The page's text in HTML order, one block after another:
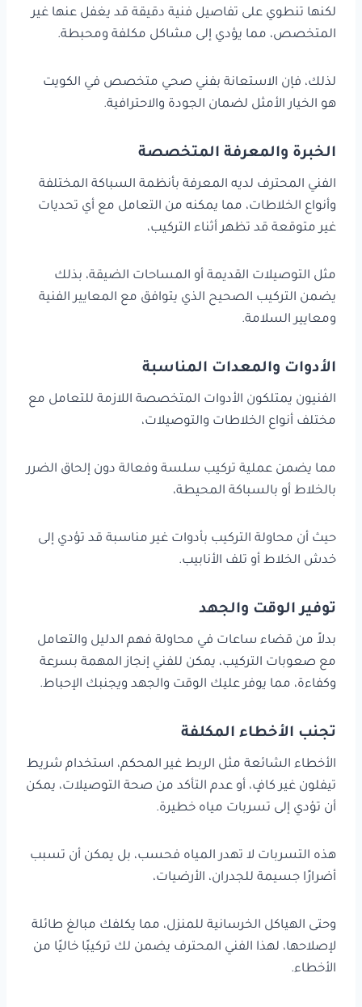
لكنها تنطوي على تفاصيل فنية دقيقة قد يغفل عنها غير
المتخصص، مما يؤدي إلى مشاكل مكلفة ومحبطة.
لذلك، فإن الاستعانة بفني صحي متخصص في الكويت
هو الخيار الأمثل لضمان الجودة والاحترافية.
الخبرة والمعرفة المتخصصة
الفني المحترف لديه المعرفة بأنظمة السباكة المختلفة
وأنواع الخلاطات، مما يمكنه من التعامل مع أي تحديات
غير متوقعة قد تظهر أثناء التركيب،
مثل التوصيلات القديمة أو المساحات الضيقة، بذلك
يضمن التركيب الصحيح الذي يتوافق مع المعايير الفنية
ومعايير السلامة.
الأدوات والمعدات المناسبة
الفنيون يمتلكون الأدوات المتخصصة اللازمة للتعامل مع
مختلف أنواع الخلاطات والتوصيلات،
مما يضمن عملية تركيب سلسة وفعالة دون إلحاق الضرر
بالخلاط أو بالسباكة المحيطة،
حيث أن محاولة التركيب بأدوات غير مناسبة قد تؤدي إلى
خدش الخلاط أو تلف الأنابيب.
توفير الوقت والجهد
بدلاً من قضاء ساعات في محاولة فهم الدليل والتعامل
مع صعوبات التركيب، يمكن للفني إنجاز المهمة بسرعة
وكفاءة، مما يوفر عليك الوقت والجهد ويجنبك الإحباط.
تجنب الأخطاء المكلفة
الأخطاء الشائعة مثل الربط غير المحكم، استخدام شريط
تيفلون غير كافٍ، أو عدم التأكد من صحة التوصيلات، يمكن
أن تؤدي إلى تسربات مياه خطيرة.
هذه التسربات لا تهدر المياه فحسب، بل يمكن أن تسبب
أضرارًا جسيمة للجدران، الأرضيات،
وحتى الهياكل الخرسانية للمنزل، مما يكلفك مبالغ طائلة
لإصلاحها، لهذا الفني المحترف يضمن لك تركيبًا خاليًا من
الأخطاء.